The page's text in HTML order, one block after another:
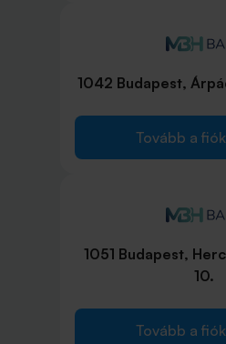
1042 Budapest,
Tovább a
1051 Budapest,
10.
Tovább a